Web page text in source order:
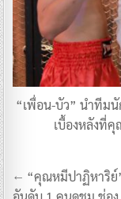
“เพื่อน-บัว” นำทีม
เบื้องหลังที่คุ
แนะแนว
← “คุณหมีปาฏิหาริย์